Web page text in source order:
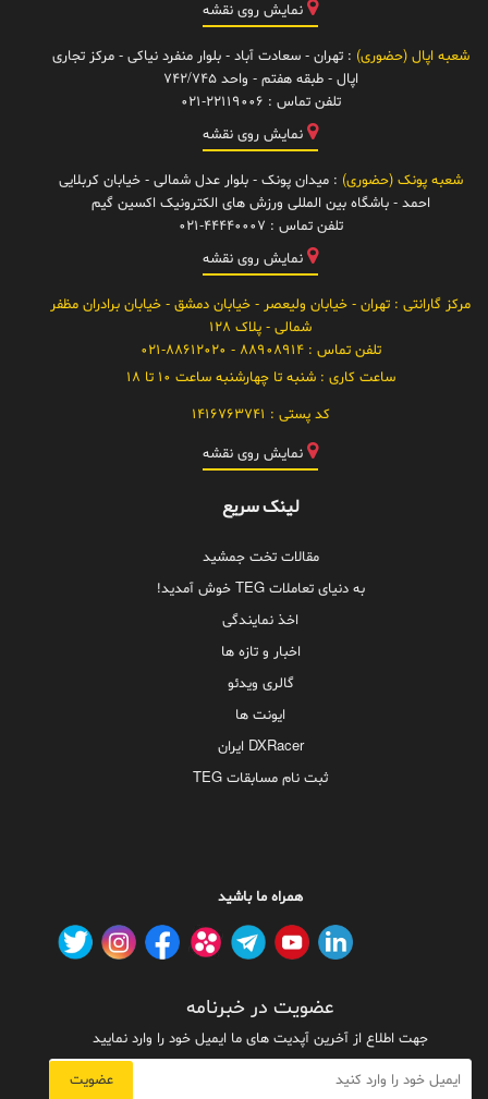
نمایش روی نقشه
شعبه اپال (حضوری) : تهران - سعادت آباد - بلوار منفرد نیاکی - مرکز تجاری
اپال - طبقه هفتم - واحد 742/745
تلفن تماس : 021-22119006
نمایش روی نقشه
شعبه پونک (حضوری) : میدان پونک - بلوار عدل شمالی - خیابان کربلایی
احمد - باشگاه بین المللی ورزش های الکترونیک اکسین گیم
تلفن تماس : 021-44440007
نمایش روی نقشه
مرکز گارانتی : تهران - خیابان ولیعصر - خیابان دمشق - خیابان برادران مظفر
شمالی - پلاک 128
تلفن تماس :88908914 - 021-88612020
ساعت کاری :شنبه تا چهارشنبه ساعت 10 تا 18
کد پستی : 1416763741
نمایش روی نقشه
لینک سریع
مقالات تخت جمشید
به دنیای تعاملات TEG خوش آمدید!
اخذ نمایندگی
اخبار و تازه ها
گالری ویدئو
ایونت ها
DXRacer ایران
ثبت نام مسابقات TEG
همراه ما باشید
عضویت در خبرنامه
جهت اطلاع از آخرین آپدیت های ما ایمیل خود را وارد نمایید
عضویت